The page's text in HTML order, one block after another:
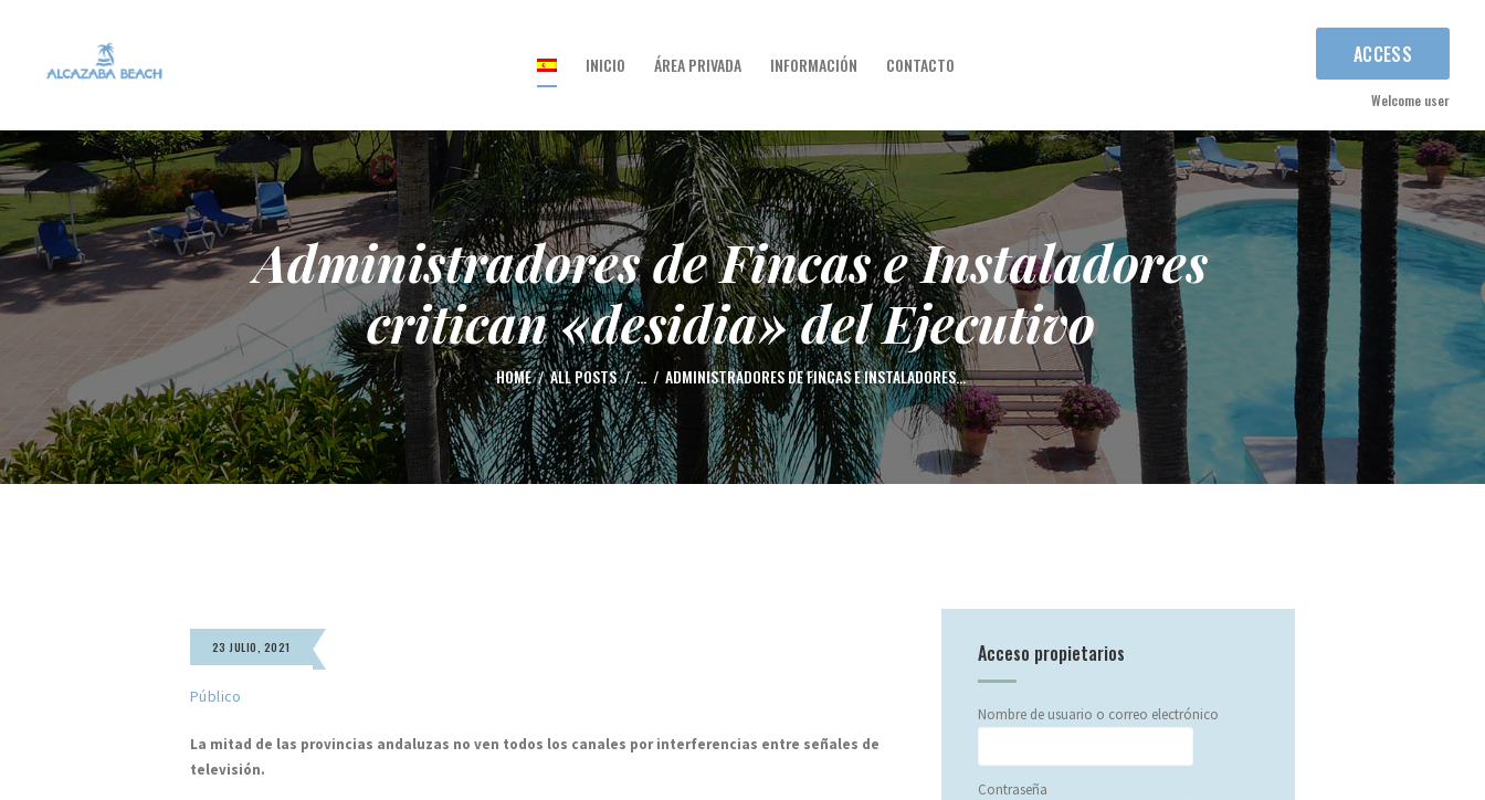
INICIO ÁREA PRIVADA INFORMACIÓN CONTACTO ACCESS
Welcome user
Administradores de Fincas e Instaladores
critican «desidia» del Ejecutivo
HOME ALL POSTS ... ADMINISTRADORES DE FINCAS E INSTALADORES...
INICIO
INFORMACIÓN
CONTACTO
23 JULIO, 2021
Público
La mitad de las provincias andaluzas no ven todos los canales por interferencias entre señales de
televisión.
Acceso propietarios
Nombre de usuario o correo electrónico
Contraseña